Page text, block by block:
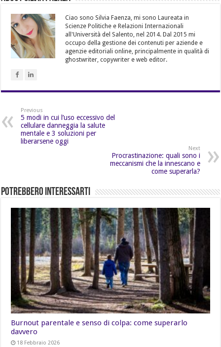
Ciao sono Silvia Faenza, mi sono Laureata in
Scienze Politiche e Relazioni Internazionali
all'Università del Salento, nel 2014. Dal 2015 mi
occupo della gestione dei contenuti per aziende e
agenzie editoriali online, principalmente in qualità di
ghostwriter, copywriter e web editor.
Previous
5 modi in cui l’uso eccessivo del
cellulare danneggia la salute
mentale e 3 soluzioni per
liberarsene oggi
Next
Procrastinazione: quali sono i
meccanismi che la innescano e
come superarla?
Potrebbero Interessarti
Burnout parentale e senso di colpa: come superarlo
davvero
18 Febbraio 2026